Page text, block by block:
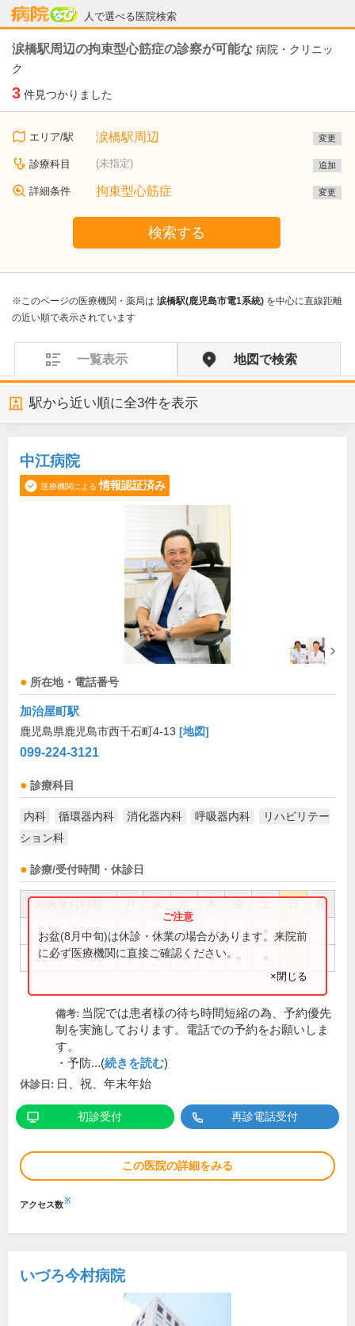
人で選べる医院検索
病院なび
涙橋駅周辺の拘束型心筋症の診察が可能な 病院・クリニッ
ク
3 件見つかりました
エリア/駅 涙橋駅周辺 変更
診療科目 (未指定) 追加
詳細条件 拘束型心筋症 変更
検索する
※このページの医療機関・薬局は 涙橋駅(鹿児島市電1系統) を中心に直線距離
の近い順で表示されています
一覧表示 地図で検索
駅から近い順に全3件を表示
中江病院
医療機関による 情報認証済み
所在地・電話番号
加治屋町駅
鹿児島県鹿児島市西千石町4-13 [地図]
099-224-3121
診療科目
内科 循環器内科 消化器内科 呼吸器内科
リハビリテー
ション科
診療/受付時間・休診日
祝
8:30～12:00 ● ● ● ● ●
13:30～17:00 ● ● ● ●
お盆(8月中旬)は休診・休業の場合があります。来院前
に必ず医療機関に直接ご確認ください。
×閉じる
備考: 当院では患者様の待ち時間短縮の為、予約優先
制を実施しております。電話での予約をお願いしま
す。
・予防...(続きを読む)
休診日: 日、祝、年末年始
初診受付 再診電話受付
この医院の詳細をみる
アクセス数※
いづろ今村病院